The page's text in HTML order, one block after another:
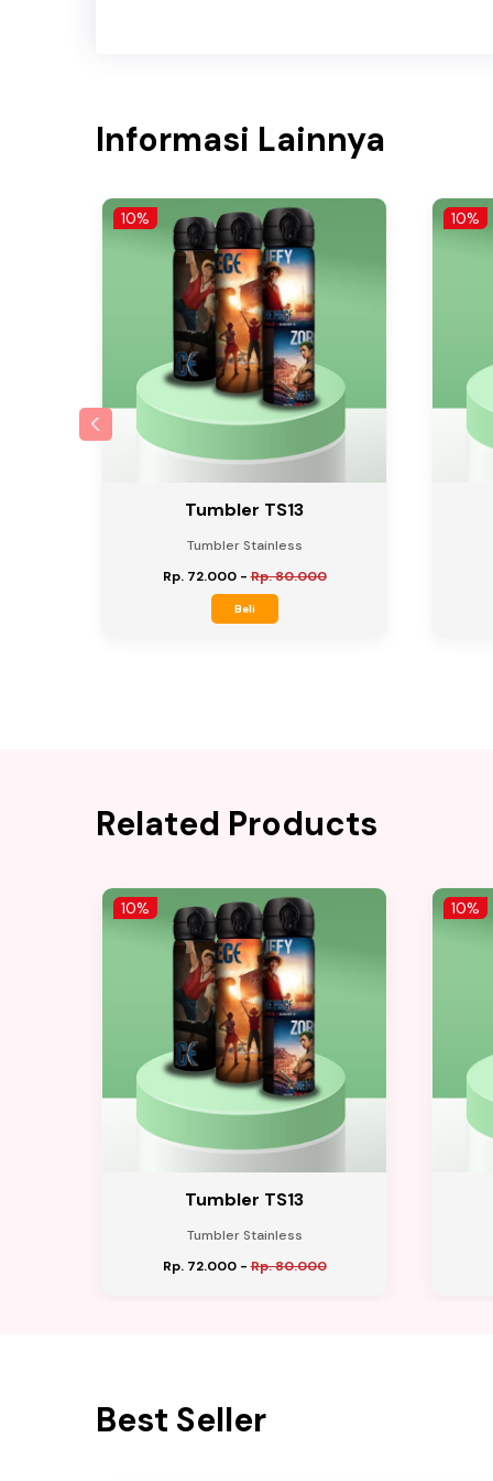
Informasi Lainnya
10%
Tumbler TS13
Tumbler Stainless
Rp. 72.000-Rp. 80.000
Beli
10%
Related Products
10%
Tumbler TS13
Tumbler Stainless
Rp. 72.000-Rp. 80.000
10%
Best Seller